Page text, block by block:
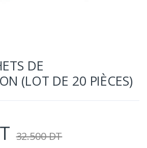
DE
(LOT DE 20 PIÈCES)
32.500 DT